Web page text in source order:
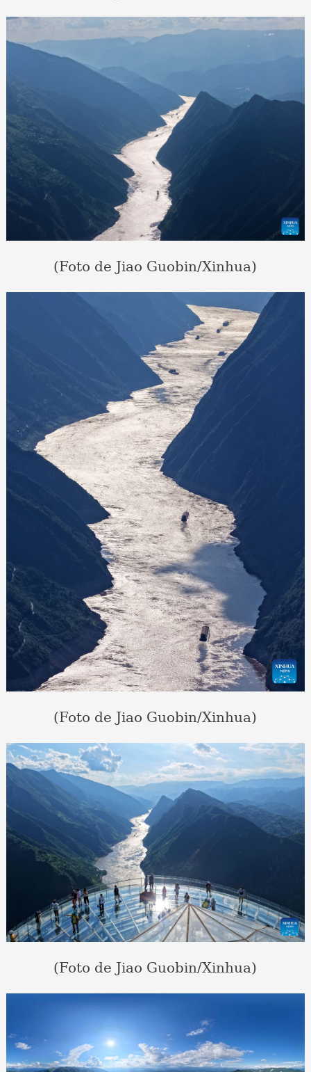
(Foto de Jiao Guobin/Xinhua)
(Foto de Jiao Guobin/Xinhua)
(Foto de Jiao Guobin/Xinhua)